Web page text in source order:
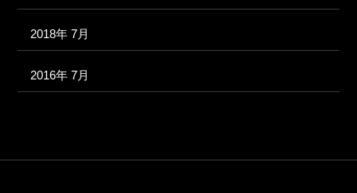
2018年 7月
2016年 7月